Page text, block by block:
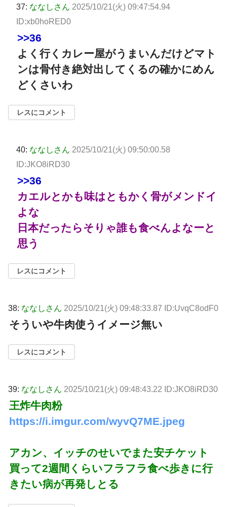
37: ななしさん 2025/10/21(火) 09:47:54.94
ID:xb0hoRED0
>>36
よく行くカレー屋がうまいんだけどマト
ンは骨付き絶対出してくるの確かにめん
どくさいわ
レスにコメント
40: ななしさん 2025/10/21(火) 09:50:00.58
ID:JKO8iRD30
>>36
カエルとかも味はともかく骨がメンドイ
よな
日本だったらそりゃ誰も食べんよなーと
思う
レスにコメント
38: ななしさん 2025/10/21(火) 09:48:33.87 ID:UvqC8odF0
そういや牛肉使うイメージ無い
レスにコメント
39: ななしさん 2025/10/21(火) 09:48:43.22 ID:JKO8iRD30
王炸牛肉粉
https://i.imgur.com/wyvQ7ME.jpeg
アカン、イッチのせいでまた安チケット
買って2週間くらいフラフラ食べ歩きに行
きたい病が再発しとる